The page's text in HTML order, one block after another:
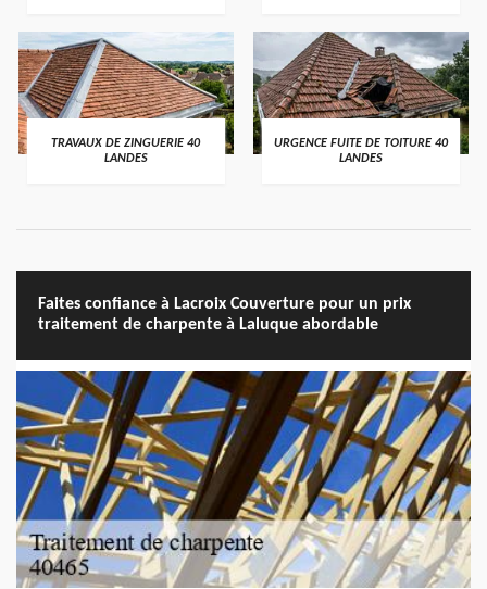
TRAVAUX DE ZINGUERIE 40
LANDES
URGENCE FUITE DE TOITURE 40
LANDES
Faites confiance à Lacroix Couverture pour un prix
traitement de charpente à Laluque abordable